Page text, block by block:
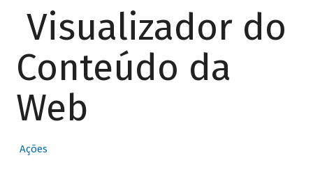
Visualizador do
Conteúdo da
Web
Ações